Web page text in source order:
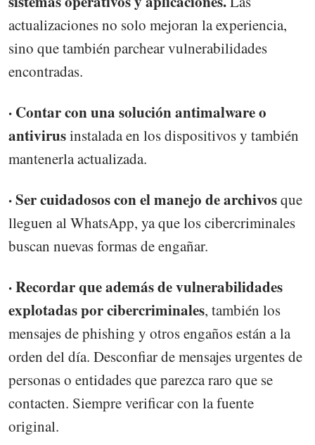
actualizaciones no solo mejoran la experiencia,
sino que también parchear vulnerabilidades
encontradas.
· Contar con una solución antimalware o
antivirusinstalada en los dispositivos y también
mantenerla actualizada.
· Ser cuidadosos con el manejo de archivosque
lleguen al WhatsApp, ya que los cibercriminales
buscan nuevas formas de engañar.
· Recordar que además de vulnerabilidades
explotadas por cibercriminales, también los
mensajes de phishing y otros engaños están a la
orden del día. Desconfiar de mensajes urgentes de
personas o entidades que parezca raro que se
contacten. Siempre verificar con la fuente
original.